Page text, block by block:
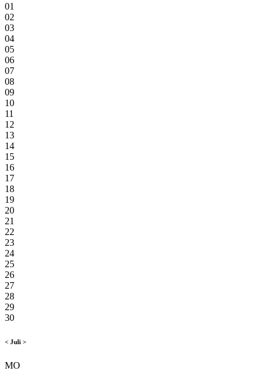
01
02
03
04
05
06
07
08
09
10
11
12
13
14
15
16
17
18
19
20
21
22
23
24
25
26
27
28
29
30
< Juli >
MO